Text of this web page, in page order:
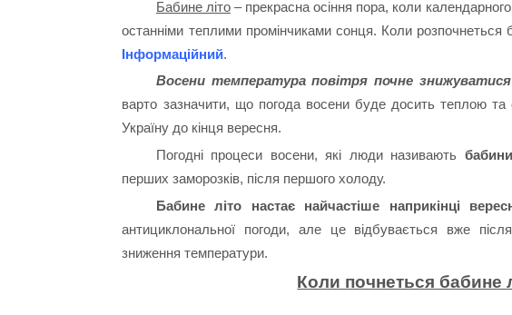
Бабине літо – прекрасна осіння пора, коли
останніми теплими промінчиками сонця. Коли розпочнеться
Інформаційний.
Восени температура повітря почне
варто зазначити, що погода восени буде досить теплою та
Україну до кінця вересня.
Погодні процеси восени, які люди називають
перших заморозків, після першого холоду.
Бабине літо настає найчастіше наприкінці
антициклональної погоди, але це відбувається вже
зниження температури.
Коли почнеться бабине